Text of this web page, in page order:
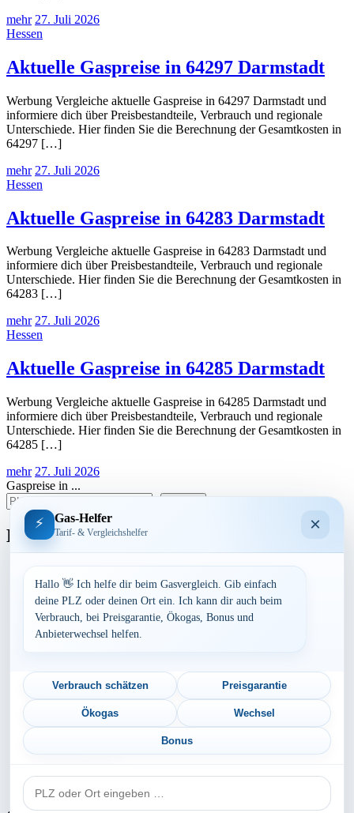
mehr 27. Juli 2026
Hessen
Aktuelle Gaspreise in 64297 Darmstadt
Werbung Vergleiche aktuelle Gaspreise in 64297 Darmstadt und
informiere dich über Preisbestandteile, Verbrauch und regionale
Unterschiede. Hier finden Sie die Berechnung der Gesamtkosten in
64297 […]
mehr 27. Juli 2026
Hessen
Aktuelle Gaspreise in 64283 Darmstadt
Werbung Vergleiche aktuelle Gaspreise in 64283 Darmstadt und
informiere dich über Preisbestandteile, Verbrauch und regionale
Unterschiede. Hier finden Sie die Berechnung der Gesamtkosten in
64283 […]
mehr 27. Juli 2026
Hessen
Aktuelle Gaspreise in 64285 Darmstadt
Werbung Vergleiche aktuelle Gaspreise in 64285 Darmstadt und
informiere dich über Preisbestandteile, Verbrauch und regionale
Unterschiede. Hier finden Sie die Berechnung der Gesamtkosten in
64285 […]
mehr 27. Juli 2026
Gaspreise in ...
Bundesland
Bayern
Berlin
Brandenburg
Hamburg
Mecklenburg-Vorpommern
Niedersachsen
Nordrhein-Westfalen
Rheinland-Pfalz
Saarland
Sachsen-Anhalt
⚡ Gas-Helfer
Tarif- & Vergleichshelfer ×
Hallo 👋 Ich helfe dir beim Gasvergleich. Gib einfach
deine PLZ oder deinen Ort ein. Ich kann dir auch beim
Verbrauch, bei Preisgarantie, Ökogas, Bonus und
Anbieterwechsel helfen.
Verbrauch schätzen Preisgarantie
Ökogas Wechsel
Bonus
PLZ
oder
Ort